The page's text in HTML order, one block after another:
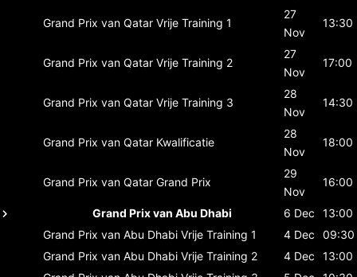
Grand Prix van Qatar Vrije Training 1
27
Nov
13:30
Grand Prix van Qatar Vrije Training 2
27
Nov
17:00
Grand Prix van Qatar Vrije Training 3
28
Nov
14:30
Grand Prix van Qatar Kwalificatie
28
Nov
18:00
Grand Prix van Qatar Grand Prix
29
Nov
16:00
Grand Prix van Abu Dhabi 6 Dec
13:00
Grand Prix van Abu Dhabi Vrije Training 1 4 Dec
09:30
Grand Prix van Abu Dhabi Vrije Training 2 4 Dec
13:00